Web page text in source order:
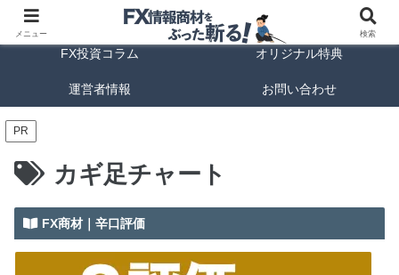
FX商材ランキング FX手法解説
FX投資コラム オリジナル特典
運営者情報 お問い合わせ
PR
カギ足チャート
FX商材｜辛口評価
メニュー 検索